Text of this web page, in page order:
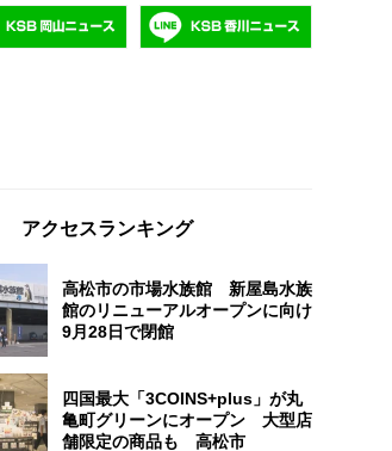
アクセスランキング
高松市の市場水族館 新屋島水族
館のリニューアルオープンに向け
9月28日で閉館
四国最大「3COINS+plus」が丸
亀町グリーンにオープン 大型店
舗限定の商品も 高松市